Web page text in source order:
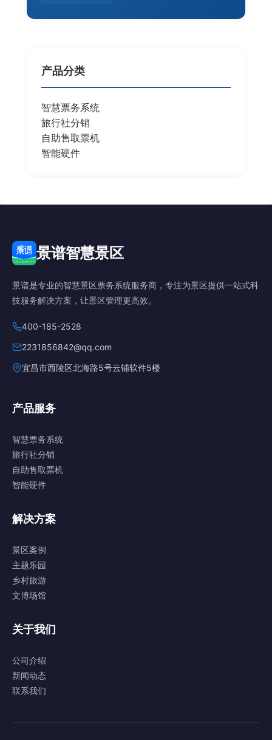
产品分类
智慧票务系统
旅行社分销
自助售取票机
智能硬件
景谱智慧景区
景谱是专业的智慧景区票务系统服务商，专注为景区提供一站式科
技服务解决方案，让景区管理更高效。
400-185-2528
2231856842@qq.com
宜昌市西陵区北海路5号云铺软件5楼
产品服务
智慧票务系统
旅行社分销
自助售取票机
智能硬件
解决方案
景区案例
主题乐园
乡村旅游
文博场馆
关于我们
公司介绍
新闻动态
联系我们